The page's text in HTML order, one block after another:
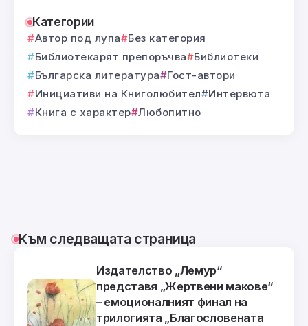
Категории
Автор под лупа
Без категория
Библиотекарят препоръчва
Библиотеки
Българска литература
Гост-автори
Инициативи на Книголюбител
Интервюта
Книга с характер Любопитно
Към следващата страница
Издателство „Лемур“
представя „Жертвени макове“
– емоционалният финал на
трилогията „Благословената